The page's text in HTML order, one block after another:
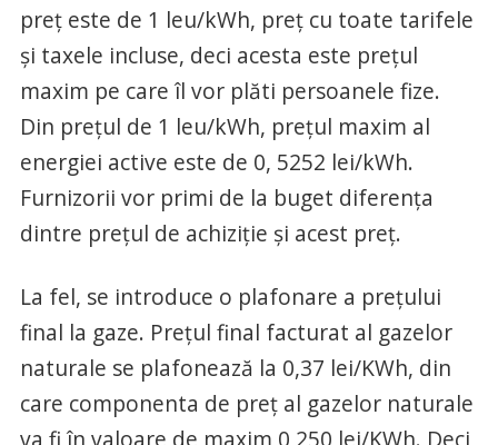
preț este de 1 leu/kWh, preț cu toate tarifele
și taxele incluse, deci acesta este prețul
maxim pe care îl vor plăti persoanele fize.
Din prețul de 1 leu/kWh, prețul maxim al
energiei active este de 0, 5252 lei/kWh.
Furnizorii vor primi de la buget diferența
dintre prețul de achiziție și acest preț.
La fel, se introduce o plafonare a prețului
final la gaze. Prețul final facturat al gazelor
naturale se plafonează la 0,37 lei/KWh, din
care componenta de preț al gazelor naturale
va fi în valoare de maxim 0,250 lei/KWh. Deci